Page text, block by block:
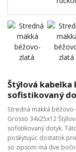
Štýlová kabelka
sofistikovaný
Stredná mäkká
Grosso 34x25x12
sofistikovaný dotyk.
poskytujúc dostatok
so zipsom má dve